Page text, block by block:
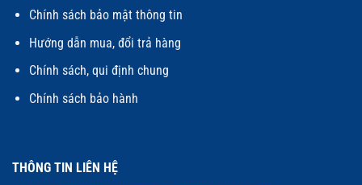
Chính sách bảo mật thông tin
Hướng dẫn mua, đổi trả hàng
Chính sách, qui định chung
Chính sách bảo hành
THÔNG TIN LIÊN HỆ